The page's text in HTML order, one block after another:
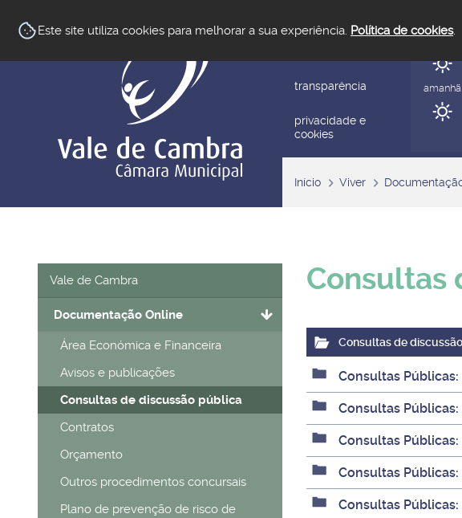
Este site utiliza cookies para melhorar a sua experiência. Política de cookies.
transparência
privacidade e
cookies
hoje
amanhã
Início Viver
Vale de Cambra
Documentação Online
Área Económica e Financeira
Avisos e publicações
Consultas de discussão pública
Contratos
Orçamento
Outros procedimentos concursais
Plano de prevenção de risco de
Consultas
Consultas de
Consultas
Consultas
Consultas
Consultas
Consultas